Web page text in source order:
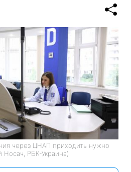
через ЦНАП приходить нужно
Носач, РБК-Украина)